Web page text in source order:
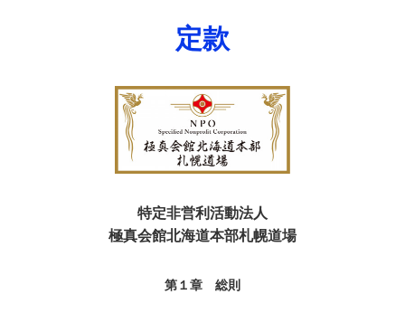
定款
特定非営利活動法人
極真会館北海道本部札幌道場
第１章 総則